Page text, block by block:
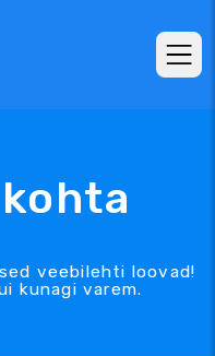
veebilehti loovad!
kunagi varem.